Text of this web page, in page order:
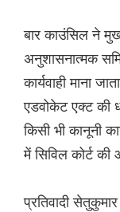
बार काउंसिल ने
अनुशासनात्मक
कार्यवाही माना
एडवोकेट एक्ट की
किसी भी कानूनी
में सिविल कोर्ट
प्रतिवादी